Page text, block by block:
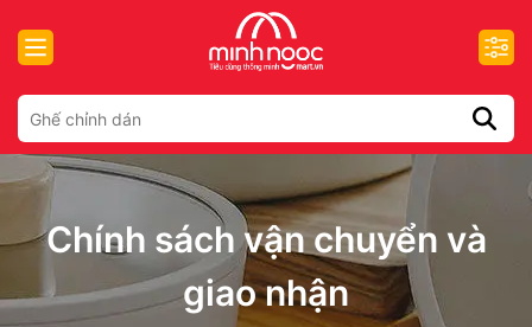
Chính sách vận chuyển và
giao nhận